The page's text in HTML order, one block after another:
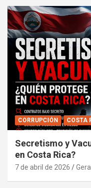
CORRUPCIÓN COSTA
Secretismo y
en Costa Rica?
7 de abril de 2026